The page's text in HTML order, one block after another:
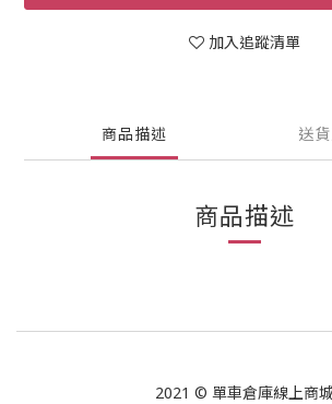
加入追蹤清單
商品描述 送
商品描述
2021 © 單車倉庫線上商城